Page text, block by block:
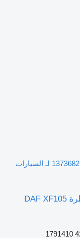
حجرة المكابح 1373682 لـ السيارات